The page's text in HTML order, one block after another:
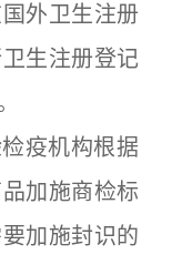
外卫生注册
生注册登记
疫机构根据
加施商检标
加施封识的